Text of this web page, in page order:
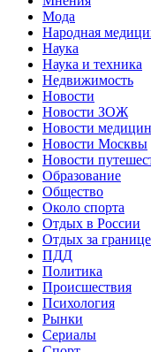
Мода
Народная
Наука
Наука и техника
Недвижимость
Новости
Новости ЗОЖ
Новости
Новости Москвы
Новости
Образование
Общество
Около спорта
Отдых в России
Отдых за
ПДД
Политика
Происшествия
Психология
Рынки
Сериалы